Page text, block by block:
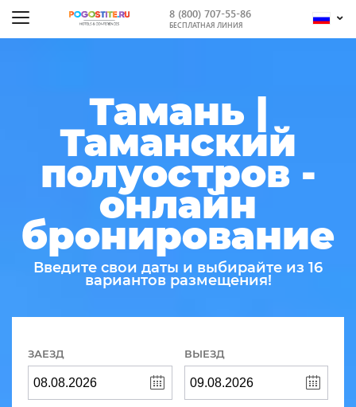
8 (800) 707-55-86
БЕСПЛАТНАЯ ЛИНИЯ
Тамань |
Таманский
полуостров -
онлайн
бронирование
Введите свои даты и выбирайте из 16
вариантов размещения!
ЗАЕЗД ВЫЕЗД